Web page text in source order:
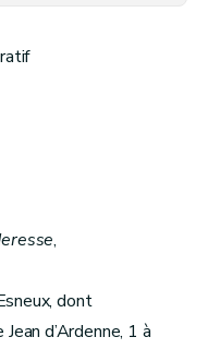
,
dont
d’Ardenne, 1 à